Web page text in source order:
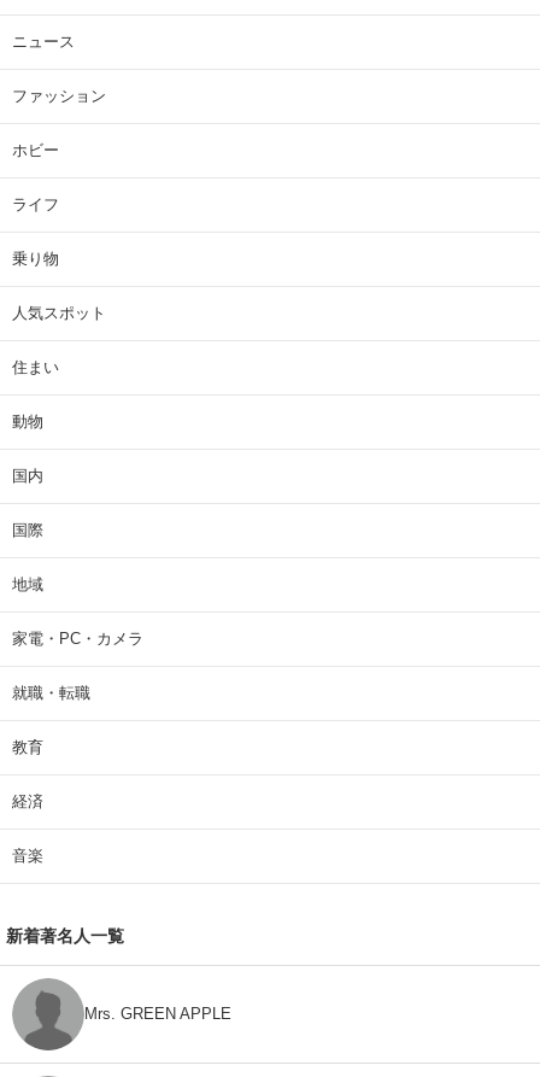
ニュース
ファッション
ホビー
ライフ
乗り物
人気スポット
住まい
動物
国内
国際
地域
家電・PC・カメラ
就職・転職
教育
経済
音楽
新着著名人一覧
Mrs. GREEN APPLE